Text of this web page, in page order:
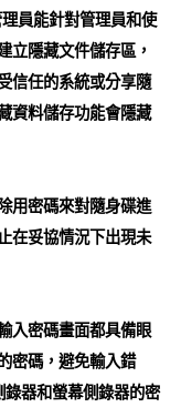
員能針對管理員和使
立隱藏文件儲存區，
信任的系統或分享隨
資料儲存功能會隱藏
用密碼來對隨身碟進
在妥協情況下出現未
入密碼畫面都具備眼
密碼，避免輸入錯
器和螢幕側錄器的密